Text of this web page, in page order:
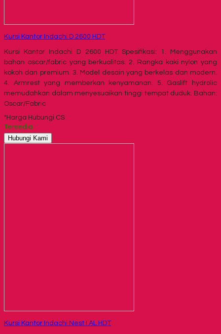
Kursi Kantor Indachi D 2600 HDT
Kursi Kantor Indachi D 2600 HDT Spesifikasi: 1. Menggunakan
bahan oscar/fabric yang berkualitas. 2. Rangka kaki nylon yang
kokoh dan premium. 3. Model desain yang berkelas dan modern.
4. Armrest yang memberkan kenyamanan. 5. Gaslift hydrolic
memudahkan dalam menyesuaikan tinggi tempat duduk. Bahan:
Oscar/Fabric
*Harga Hubungi CS
Tersedia
Hubungi Kami
Kursi Kantor Indachi Nest I AL HDT